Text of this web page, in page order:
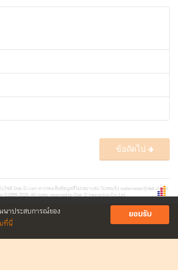
าประสบการณ์ของ
ที่นี่
ยอมรับ
ข้อถัดไป
ไซต์ Dek-D.com หากพบเห็นข้อมูลที่ไม่เหมาะสม โปรดแจ้ง webmaster@dek-d.com
©1999-2026; All rights reserved by Dek-D Interactive Co.,Ltd.